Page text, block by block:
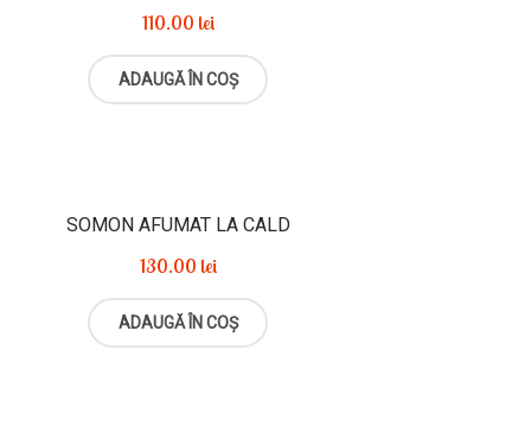
110.00 lei
ADAUGĂ ÎN COȘ
SOMON AFUMAT LA CALD
130.00 lei
ADAUGĂ ÎN COȘ